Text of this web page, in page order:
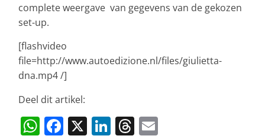
complete weergave van gegevens van de gekozen
set-up.
[flashvideo
file=http://www.autoedizione.nl/files/giulietta-
dna.mp4 /]
Deel dit artikel:
W F X Li T